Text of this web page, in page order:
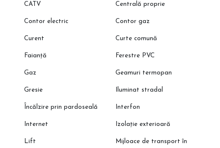
CATV Centrală proprie
Contor electric Contor gaz
Curent Curte comună
Faianță Ferestre PVC
Gaz Geamuri termopan
Gresie Iluminat stradal
Încălzire prin pardoseală Interfon
Internet Izolație exterioară
Lift
Mijloace de transport în